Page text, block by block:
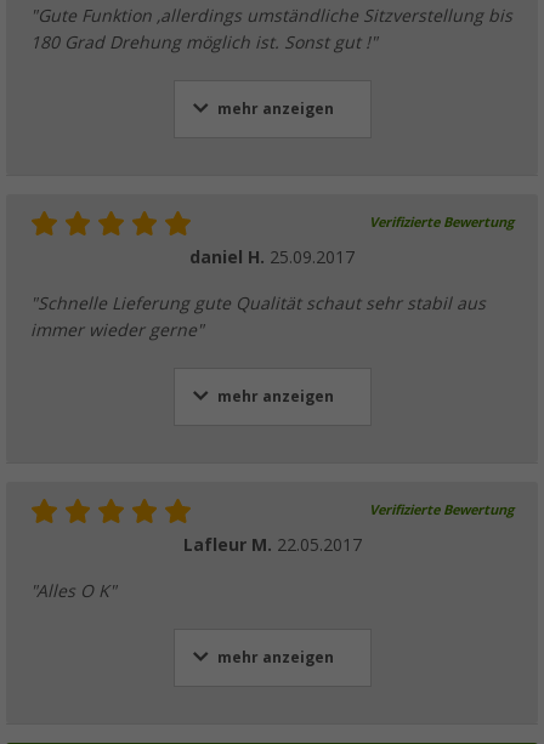
"Gute Funktion ,allerdings umständliche Sitzverstellung bis
180 Grad Drehung möglich ist. Sonst gut !"
mehr anzeigen
Verifizierte Bewertung
daniel H. 25.09.2017
"Schnelle Lieferung gute Qualität schaut sehr stabil aus
immer wieder gerne"
mehr anzeigen
Verifizierte Bewertung
Lafleur M. 22.05.2017
"Alles O K"
mehr anzeigen